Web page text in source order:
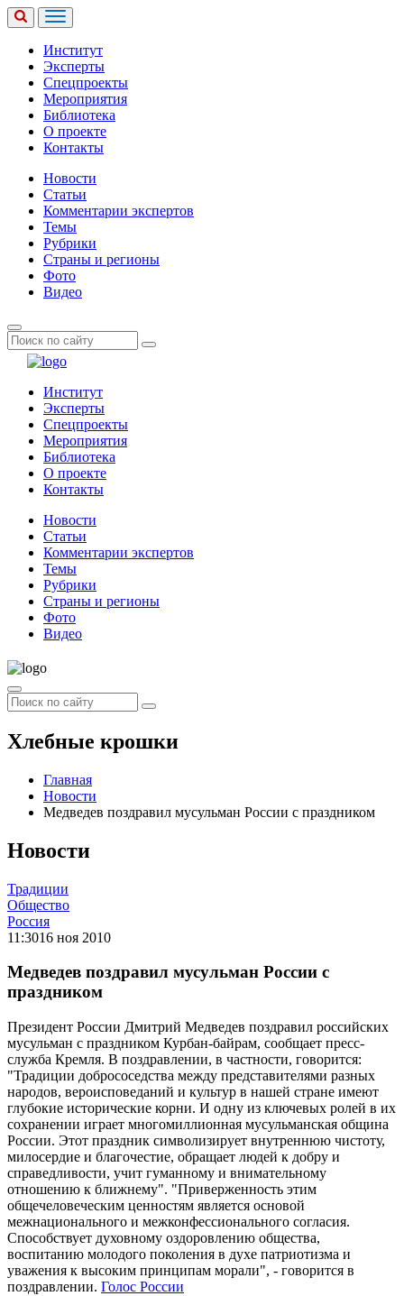
Институт
Эксперты
Спецпроекты
Мероприятия
Библиотека
О проекте
Контакты
Новости
Статьи
Комментарии экспертов
Темы
Рубрики
Страны и регионы
Фото
Видео
Институт
Эксперты
Спецпроекты
Мероприятия
Библиотека
О проекте
Контакты
Новости
Статьи
Комментарии экспертов
Темы
Рубрики
Страны и регионы
Фото
Видео
Хлебные крошки
Главная
Новости
Медведев поздравил мусульман России с праздником
Новости
Традиции
Общество
Россия
11:3016 ноя 2010
Медведев поздравил мусульман России с
праздником
Президент России Дмитрий Медведев поздравил российских
мусульман с праздником Курбан-байрам, сообщает пресс-
служба Кремля. В поздравлении, в частности, говорится:
"Традиции добрососедства между представителями разных
народов, вероисповеданий и культур в нашей стране имеют
глубокие исторические корни. И одну из ключевых ролей в их
сохранении играет многомиллионная мусульманская община
России. Этот праздник символизирует внутреннюю чистоту,
милосердие и благочестие, обращает людей к добру и
справедливости, учит гуманному и внимательному
отношению к ближнему". "Приверженность этим
общечеловеческим ценностям является основой
межнационального и межконфессионального согласия.
Способствует духовному оздоровлению общества,
воспитанию молодого поколения в духе патриотизма и
уважения к высоким принципам морали", - говорится в
поздравлении. Голос России